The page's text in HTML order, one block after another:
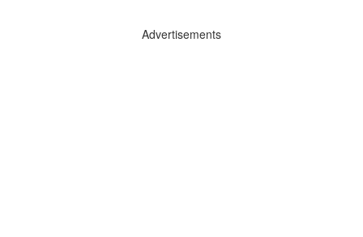
Advertisements